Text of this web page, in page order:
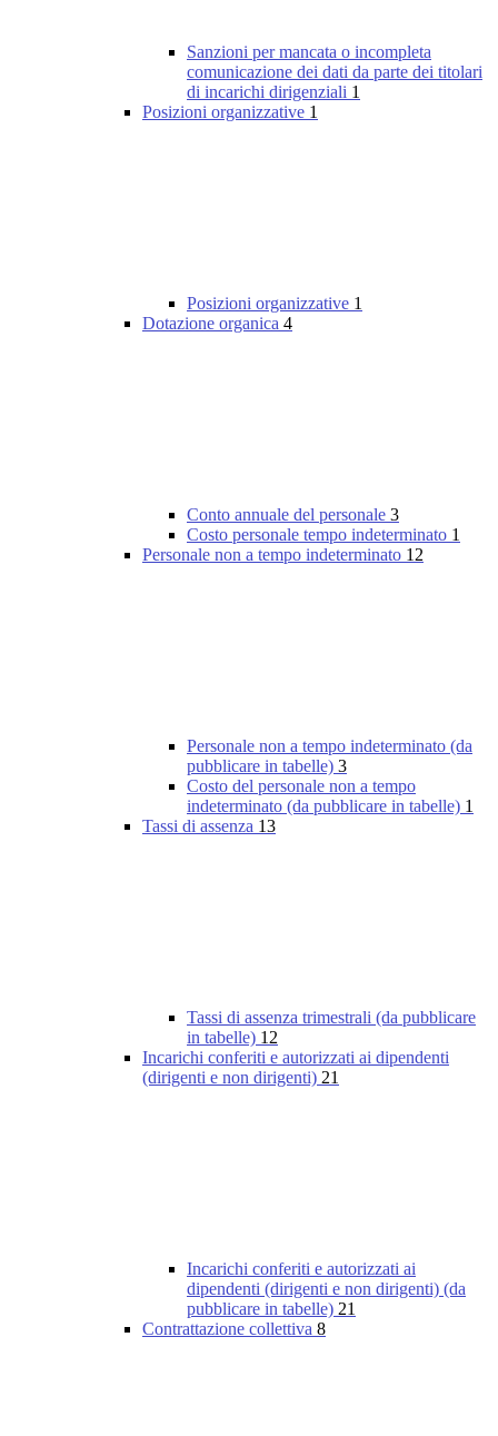
Sanzioni per mancata o incompleta
comunicazione dei dati da parte dei titolari
di incarichi dirigenziali 1
Posizioni organizzative 1
Posizioni organizzative 1
Dotazione organica 4
Conto annuale del personale 3
Costo personale tempo indeterminato 1
Personale non a tempo indeterminato 12
Personale non a tempo indeterminato (da
pubblicare in tabelle) 3
Costo del personale non a tempo
indeterminato (da pubblicare in tabelle) 1
Tassi di assenza 13
Tassi di assenza trimestrali (da pubblicare
in tabelle) 12
Incarichi conferiti e autorizzati ai dipendenti
(dirigenti e non dirigenti) 21
Incarichi conferiti e autorizzati ai
dipendenti (dirigenti e non dirigenti) (da
pubblicare in tabelle) 21
Contrattazione collettiva 8